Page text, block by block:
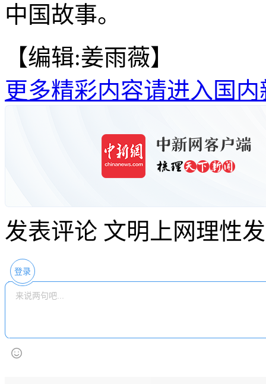
中国故事。
【编辑:姜雨薇】
更多精彩内容请进入国内
发表评论 文明上网理性
登录